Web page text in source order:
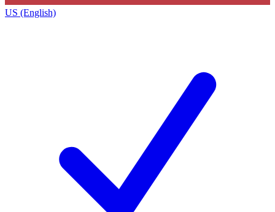
US (English)